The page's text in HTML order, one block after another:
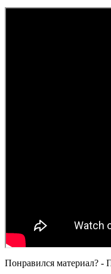
Понравился материал? -